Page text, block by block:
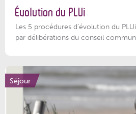
Évolution du PLUi
Les 5 procédures d’évolution du
par délibérations du conseil
Séjour